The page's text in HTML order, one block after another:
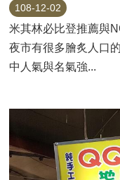
108-12-02
米其林必比登推薦與
夜市有很多膾炙人口
中人氣與名氣強...